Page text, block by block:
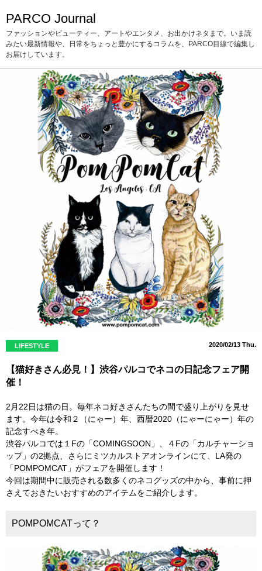
PARCO Journal
ファッションやビューティー、アートやエンタメ、お出かけネタまで。いま読
みたい最新情報や、日常をちょっと豊かにするコラムを、PARCO目線で編集し
お届けしています。
LIFESTYLE 2020/02/13 Thu.
【猫好きさん必見！】渋谷パルコでネコの日記念フェア開
催！
2月22日は猫の日。毎年ネコ好きさんたちの間で盛り上がりを見せ
ます。今年は令和２（にゃー）年、西暦2020（にゃーにゃー）年の
記念すべき年。
渋谷パルコでは１Fの「COMINGSOON」、４Fの「カルチャーショ
ップ」の2拠点、さらにミツカルストアオンラインにて、LA発の
「POMPOMCAT」がフェアを開催します！
今回は期間中に販売される数多くのネコグッズの中から、事前に押
さえておきたいおすすめのアイテムをご紹介します。
POMPOMCATって？